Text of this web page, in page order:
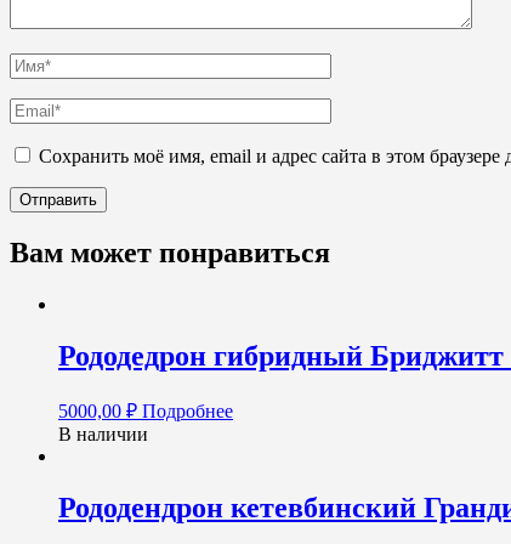
Сохранить моё имя, email и адрес сайта в этом
Вам может понравиться
Рододедрон гибридный
5000,00 ₽ Подробнее
В наличии
Рододендрон кетевбинский